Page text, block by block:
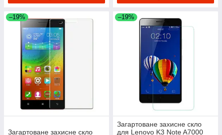
–19%
Загартоване захисне скло
–19%
Загартоване захисне скло
для Lenovo K3 Note A7000